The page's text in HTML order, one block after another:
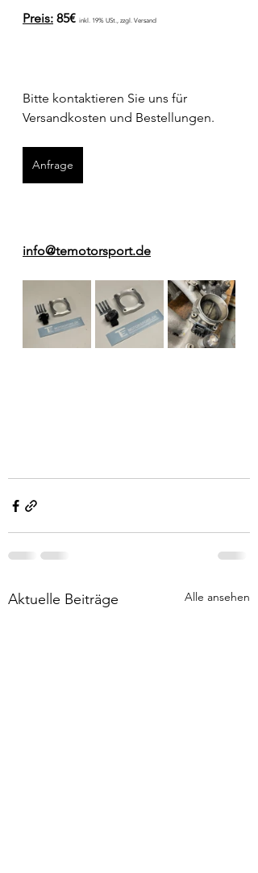
Preis: 85€ inkl. 19% USt., zzgl. Versand
Bitte kontaktieren Sie uns für
Versandkosten und Bestellungen.
Anfrage
info@temotorsport.de
Aktuelle Beiträge Alle ansehen